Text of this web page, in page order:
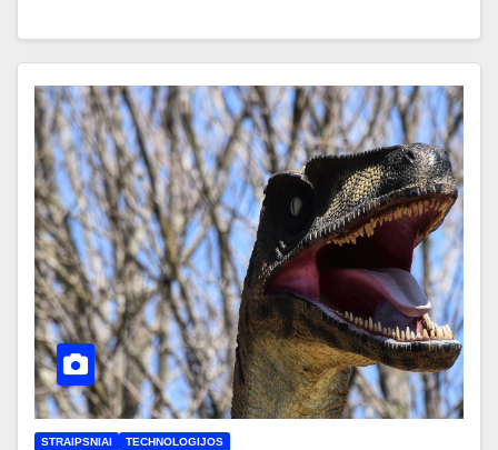
STRAIPSNIAI TECHNOLOGIJOS